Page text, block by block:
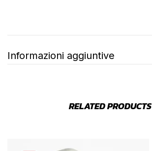
Informazioni aggiuntive
RELATED PRODUCTS